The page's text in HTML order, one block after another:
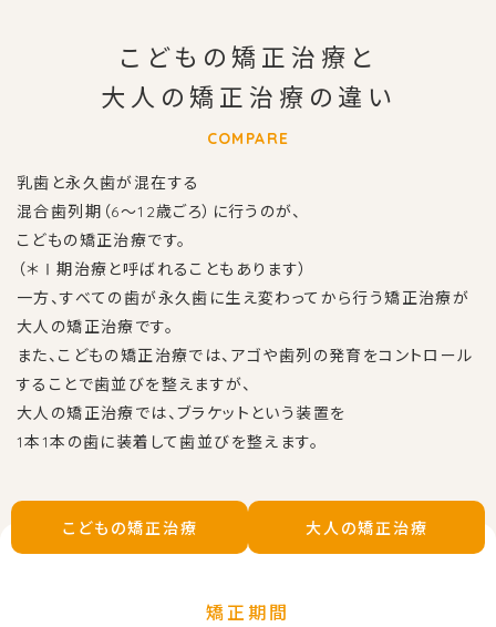
こどもの矯正治療と
大人の矯正治療の違い
COMPARE
乳歯と永久歯が混在する
混合歯列期（6～12歳ごろ）に行うのが、
こどもの矯正治療です。
（＊Ⅰ期治療と呼ばれることもあります）
一方、すべての歯が永久歯に生え変わってから行う矯正治療が
大人の矯正治療です。
また、こどもの矯正治療では、アゴや歯列の発育をコントロール
することで歯並びを整えますが、
大人の矯正治療では、ブラケットという装置を
1本1本の歯に装着して歯並びを整えます。
こどもの矯正治療 大人の矯正治療
矯正期間